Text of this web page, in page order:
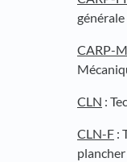
générale
CARP-
CLN :
CLN-F :
plancher